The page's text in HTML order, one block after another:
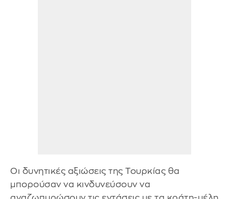
Οι δυνητικές αξιώσεις της Τουρκίας θα
μπορούσαν να κινδυνεύσουν να